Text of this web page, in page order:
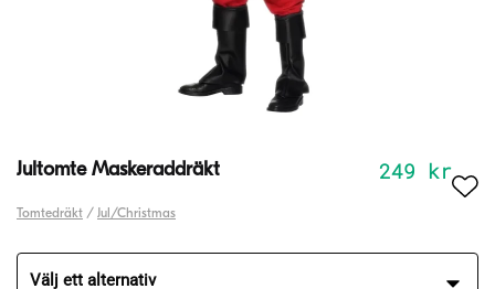
Jultomte Maskeraddräkt 249 kr
Tomtedräkt / Jul/Christmas